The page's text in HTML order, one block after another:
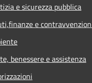
e sicurezza pubblica
e
benessere e assistenza